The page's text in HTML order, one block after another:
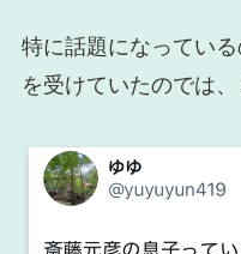
特に話題になってい
を受けていたのでは